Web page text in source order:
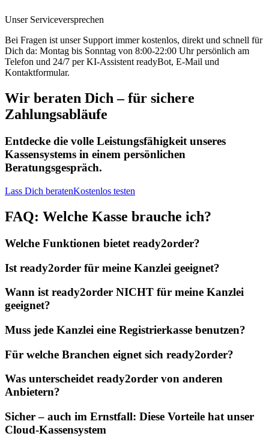
Unser Serviceversprechen
Bei Fragen ist unser Support immer kostenlos, direkt und schnell für
Dich da: Montag bis Sonntag von 8:00-22:00 Uhr persönlich am
Telefon und 24/7 per KI-Assistent readyBot, E-Mail und
Kontaktformular.
Wir beraten Dich – für sichere
Zahlungsabläufe
Entdecke die volle Leistungsfähigkeit unseres
Kassensystems in einem persönlichen
Beratungsgespräch.
Lass Dich beratenKostenlos testen
FAQ: Welche Kasse brauche ich?
Welche Funktionen bietet ready2order?
Ist ready2order für meine Kanzlei geeignet?
Wann ist ready2order NICHT für meine Kanzlei
geeignet?
Muss jede Kanzlei eine Registrierkasse benutzen?
Für welche Branchen eignet sich ready2order?
Was unterscheidet ready2order von anderen
Anbietern?
Sicher – auch im Ernstfall: Diese Vorteile hat unser
Cloud-Kassensystem